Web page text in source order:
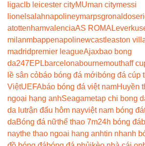
ligaclb leicester cityMUman citymessi
lionel salahnapolineymarpsgronaldo
atottenhamvalenciaAS ROMA
milanmbappenapolinewcastleaston
madridpremier leagueAjaxbao bong
da247EPLbarcelonabournemouthaff
lề sân cỏbáo bóng đá mớibóng đá cúp
ViệtUEFAbáo bóng đá việt namHuyền
ngoại hạng anhSeagametap chi bong
da lutrận đấu hôm nayviệt nam bóng đá
daBóng đá nữthể thao 7m24h bóng đá
naythe thao ngoai hang anhtin nhanh